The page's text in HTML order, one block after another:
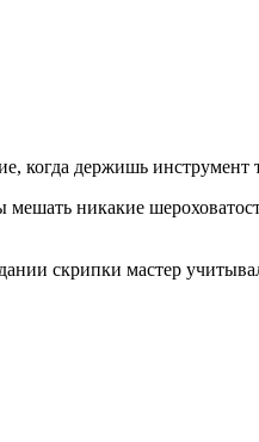
когда держишь инструмент
никакие
скрипки мастер